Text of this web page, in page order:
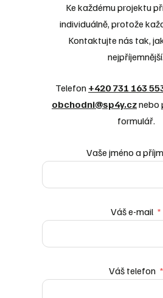
Ke každému projektu
individuálně, protože
Kontaktujte nás tak,
nejpříjemnější.
Telefon +420 731 163
obchodni@sp4y.cznebo
formulář.
Vaše jméno a
Váš e-mail *
Váš telefon *